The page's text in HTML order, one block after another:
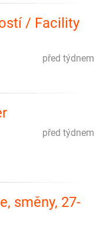
/ Facility
před týdnem
před týdnem
směny, 27-